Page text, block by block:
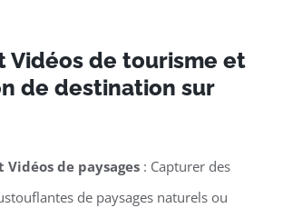
Vidéos de tourisme et
de destination sur
Vidéos de paysages: Capturer des
de paysages naturels ou